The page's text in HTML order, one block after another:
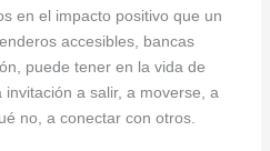
en el impacto positivo que un
accesibles, bancas
puede tener en la vida de
a salir, a moverse, a
no, a conectar con otros.